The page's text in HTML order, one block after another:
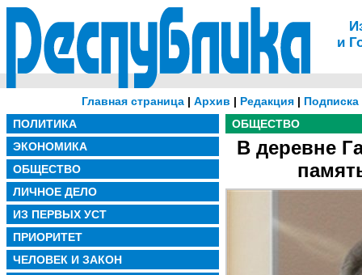
и
Главная страница | Архив | Редакция | Подписка
ПОЛИТИКА
ЭКОНОМИКА
ОБЩЕСТВО
ЛИЧНОЕ ДЕЛО
ИЗ ПЕРВЫХ УСТ
ПРИОРИТЕТ
ЧЕЛОВЕК И ЗАКОН
ОБЩЕСТВО
В деревне